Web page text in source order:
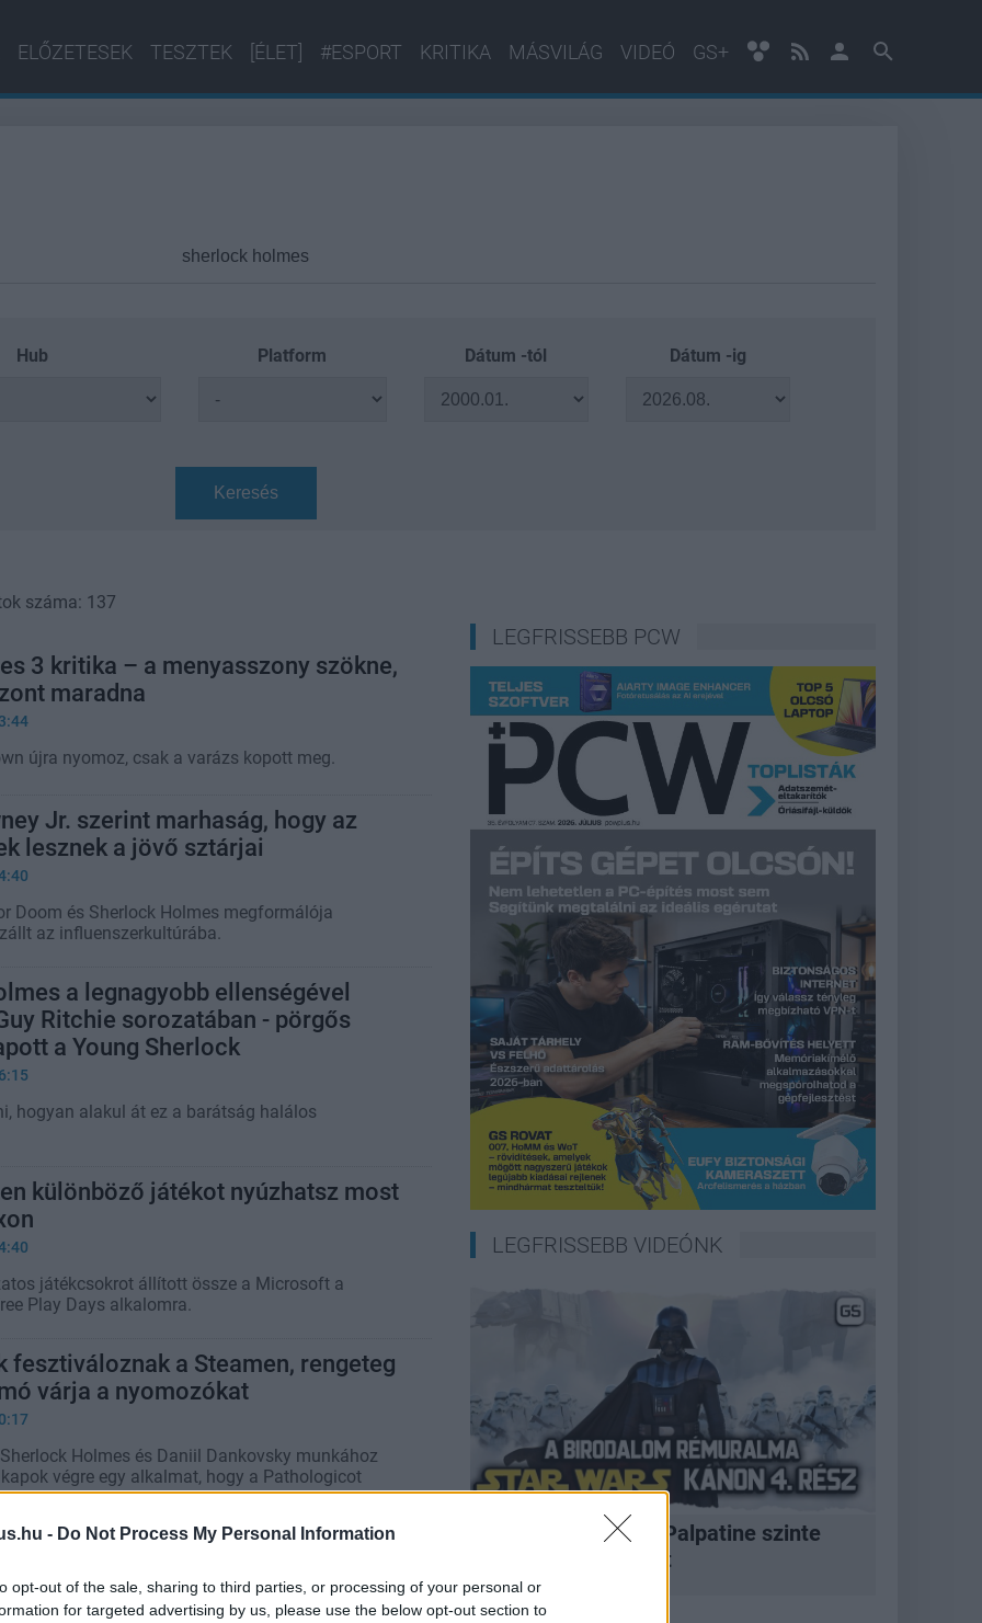
- Do Not Process My Personal Information
opt-out of the sale, sharing to third parties, or processing of your personal or
for targeted advertising by us, please use the below opt-out section to
ELŐZETESEK TESZTEK [ÉLET] #ESPORT KRITIKA MÁSVILÁG VIDEÓ GS+
Hub Platform Dátum -tól Dátum -ig
Keresés
száma: 137
3 kritika – a menyasszony szökne,
maradna
újra nyomoz, csak a varázs kopott meg.
Jr. szerint marhaság, hogy az
lesznek a jövő sztárjai
Doom és Sherlock Holmes megformálója
az influenszerkultúrába.
a legnagyobb ellenségével
Ritchie sorozatában - pörgős
a Young Sherlock
hogyan alakul át ez a barátság halálos
különböző játékot nyúzhatsz most
játékcsokrot állított össze a Microsoft a
Play Days alkalomra.
fesztiváloznak a Steamen, rengeteg
várja a nyomozókat
Holmes és Daniil Dankovsky munkához
végre egy alkalmat, hogy a Pathologicot
- itt az első trailer
LEGFRISSEBB PCW
LEGFRISSEBB VIDEÓNK
A korszak, amikor Palpatine szinte
bármit megtehetett